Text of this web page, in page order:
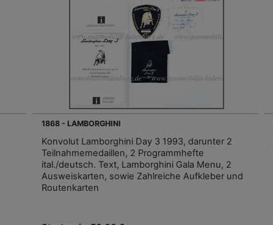
1868 - LAMBORGHINI
Konvolut Lamborghini Day 3 1993, darunter 2
Teilnahmemedaillen, 2 Programmhefte
ital./deutsch. Text, Lamborghini Gala Menu, 2
Ausweiskarten, sowie Zahlreiche Aufkleber und
Routenkarten